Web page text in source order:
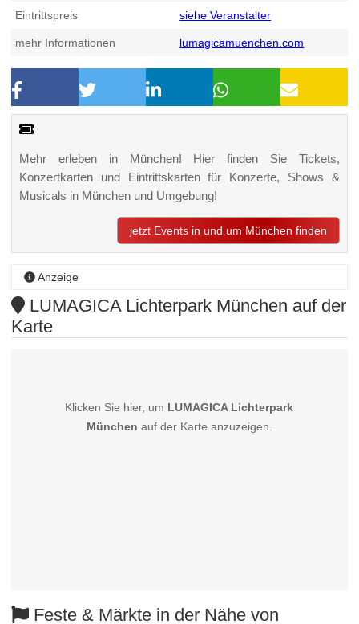
Eintrittspreis siehe Veranstalter
mehr Informationen lumagicamuenchen.com
Mehr erleben in München! Hier finden Sie Tickets,
Konzertkarten und Eintrittskarten für Konzerte, Shows &
Musicals in München und Umgebung!
jetzt Events in und um München finden
Anzeige
LUMAGICA Lichterpark München auf der
Karte
Klicken Sie hier, um LUMAGICA Lichterpark
München auf der Karte anzuzeigen.
Feste & Märkte in der Nähe von